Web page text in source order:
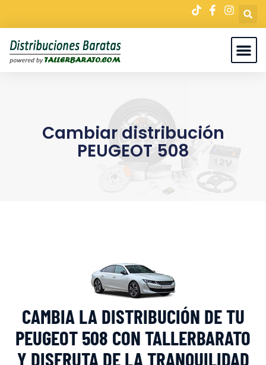
Cambiar distribución
PEUGEOT 508
CAMBIA LA DISTRIBUCIÓN DE TU
PEUGEOT 508 CON TALLERBARATO
Y DISFRUTA DE LA TRANQUILIDAD